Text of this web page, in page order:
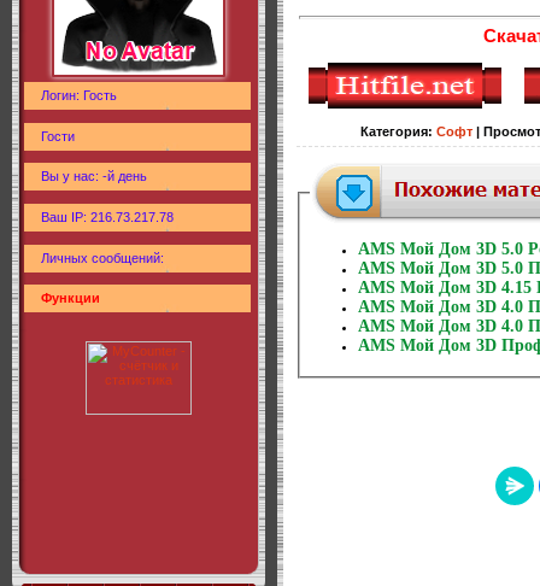
Логин: Гость
Гости
Вы у нас: -й день
Ваш IP: 216.73.217.78
Личных сообщений:
Функции
Категория: Софт|
AMS Мой Дом 3D 5.0
AMS Мой Дом 3D 5.0
AMS Мой Дом 3D 4.15
AMS Мой Дом 3D 4.0
AMS Мой Дом 3D 4.0
AMS Мой Дом 3D